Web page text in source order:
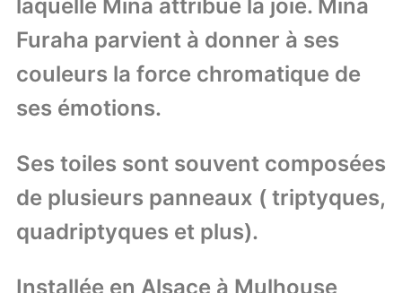
laquelle Mina attribue la joie. Mina
Furaha parvient à donner à ses
couleurs la force chromatique de
ses émotions.
Ses toiles sont souvent composées
de plusieurs panneaux ( triptyques,
quadriptyques et plus).
Installée en Alsace à Mulhouse